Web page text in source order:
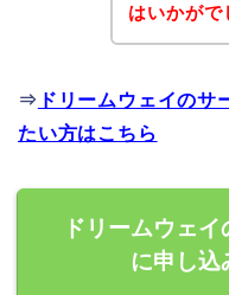
はいかがで
⇒ ドリームウェイの
たい方はこちら
ドリームウェ
に申し込